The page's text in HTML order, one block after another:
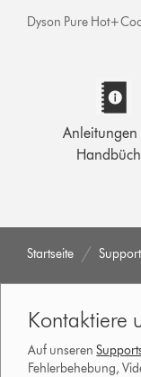
Dyson Pure
Anleitungen
Startseite Support
Kontaktiere
Auf unseren
Fehlerbehebung,